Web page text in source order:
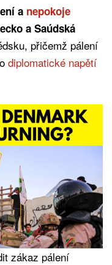
a nepokoje
a Saúdská
přičemž pálení
diplomatické napětí
zákaz pálení